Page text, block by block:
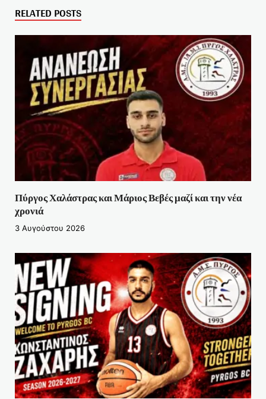
RELATED POSTS
Πύργος Χαλάστρας και Μάριος Βεβές μαζί και την νέα
χρονιά
3 Αυγούστου 2026